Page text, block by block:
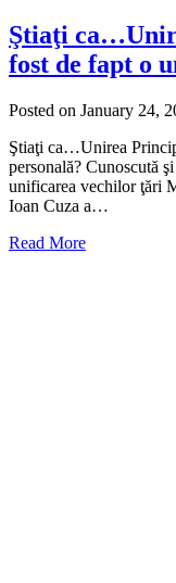
Ştiaţi
fost de fapt o
Posted on January 24,
Ştiaţi ca…Unirea
personală? Cunoscută
unificarea vechilor ţări
Ioan Cuza a…
Read More